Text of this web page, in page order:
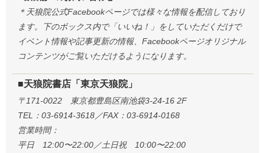
＊天狼院公式Facebookページでは様々な情報を配信しており
ます。下のボックス内で「いいね！」をしていただくだけで
イベント情報や記事更新の情報、Facebookページオリジナル
コンテンツがご覧いただけるようになります。
■天狼院書店「東京天狼院」
〒171-0022 東京都豊島区南池袋3-24-16 2F
TEL：03-6914-3618／FAX：03-6914-0168
営業時間：
平日 12:00〜22:00／土日祝 10:00〜22:00